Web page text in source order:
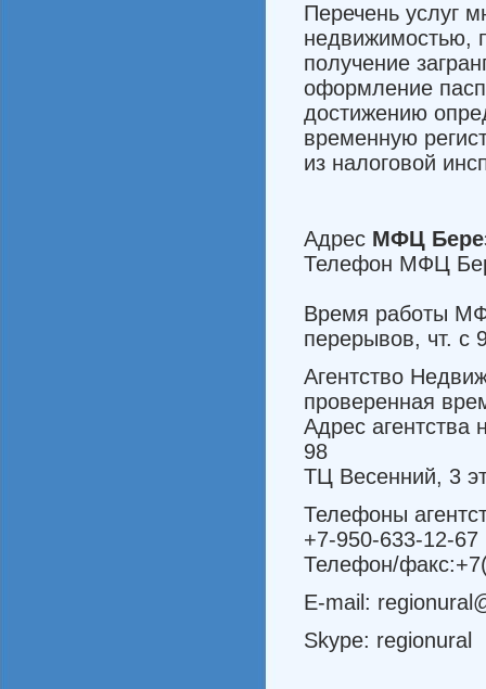
Перечень услуг
недвижимостью,
получение
оформление
достижению
временную
из налоговой
Адрес МФЦ
Телефон МФЦ
Время работы
перерывов, чт. с
Агентство
проверенная
Адрес агентства
98
ТЦ Весенний, 3
Телефоны
+7-950-633-12-67
Телефон/
E-mail:
Skype: regionural